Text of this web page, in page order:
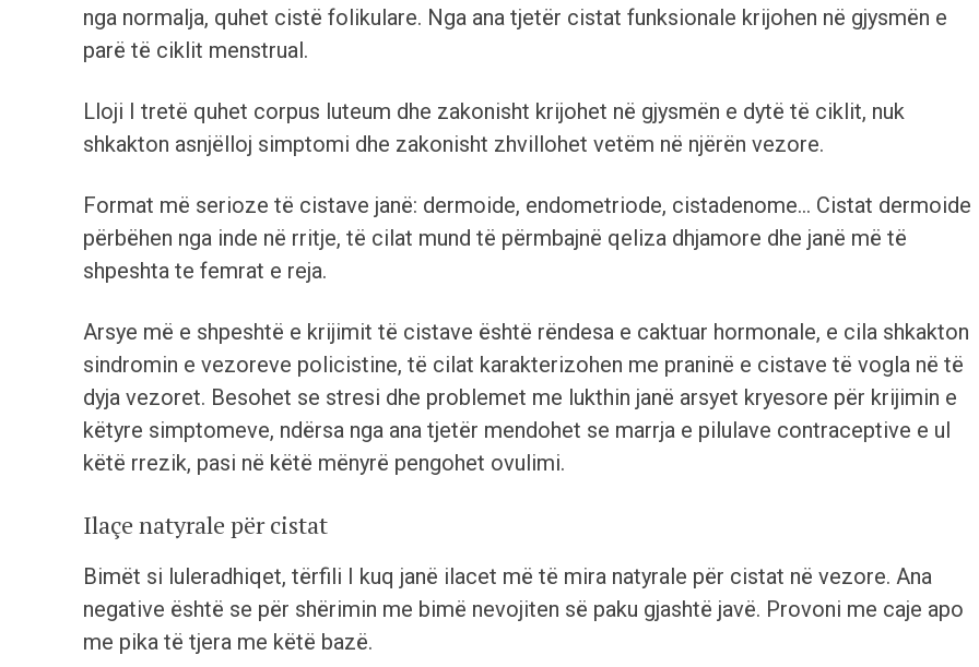
nga normalja, quhet cistë folikulare. Nga ana tjetër cistat funksionale krijohen në gjysmën e
parë të ciklit menstrual.
Lloji I tretë quhet corpus luteum dhe zakonisht krijohet në gjysmën e dytë të ciklit, nuk
shkakton asnjëlloj simptomi dhe zakonisht zhvillohet vetëm në njërën vezore.
Format më serioze të cistave janë: dermoide, endometriode, cistadenome… Cistat dermoide
përbëhen nga inde në rritje, të cilat mund të përmbajnë qeliza dhjamore dhe janë më të
shpeshta te femrat e reja.
Arsye më e shpeshtë e krijimit të cistave është rëndesa e caktuar hormonale, e cila shkakton
sindromin e vezoreve policistine, të cilat karakterizohen me praninë e cistave të vogla në të
dyja vezoret. Besohet se stresi dhe problemet me lukthin janë arsyet kryesore për krijimin e
këtyre simptomeve, ndërsa nga ana tjetër mendohet se marrja e pilulave contraceptive e ul
këtë rrezik, pasi në këtë mënyrë pengohet ovulimi.
Ilaçe natyrale për cistat
Bimët si luleradhiqet, tërfili I kuq janë ilacet më të mira natyrale për cistat në vezore. Ana
negative është se për shërimin me bimë nevojiten së paku gjashtë javë. Provoni me caje apo
me pika të tjera me këtë bazë.